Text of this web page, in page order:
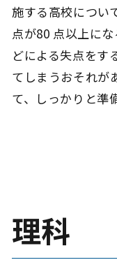
施する高校につい
点が80 点以上に
どによる失点をす
てしまうおそれが
て、しっかりと準
理科